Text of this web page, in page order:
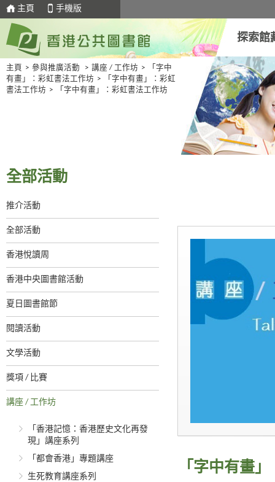
主頁 手機版
探索館
主頁 > 參與推廣活動 > 講座 / 工作坊 >
「字中
有畫」：彩虹書法工作坊 >
「字中有畫」：彩虹
書法工作坊 > 「字中有畫」：彩虹書法工作坊
全部活動
推介活動
全部活動
香港悅讀周
香港中央圖書館活動
夏日圖書館節
閱讀活動
文學活動
獎項 / 比賽
講座 / 工作坊
「香港記憶：香港歷史文化再發
現」講座系列
「都會香港」專題講座
生死教育講座系列
「字中有畫